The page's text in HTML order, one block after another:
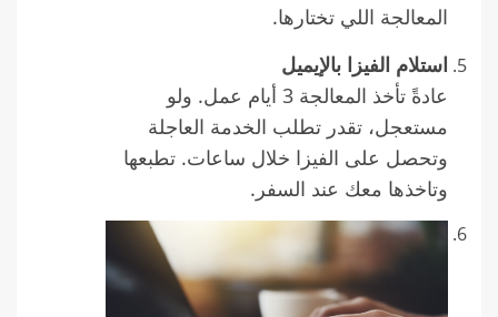
المعالجة اللي تختارها.
استلام الفيزا بالإيميل
عادةً تأخذ المعالجة 3 أيام عمل. ولو
مستعجل، تقدر تطلب الخدمة العاجلة
وتحصل على الفيزا خلال ساعات. تطبعها
وتاخذها معك عند السفر.